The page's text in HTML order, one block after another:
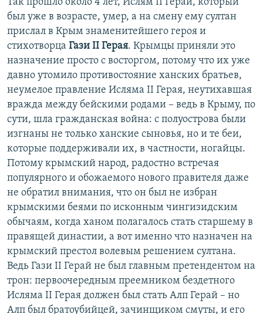
Так прошло около 4 лет, Ислям II Герай, который
был уже в возрасте, умер, а на смену ему султан
прислал в Крым знаменитейшего героя и
стихотворца Гази II Герая. Крымцы приняли это
назначение просто с восторгом, потому что их уже
давно утомило противостояние ханских братьев,
неумелое правление Исляма II Герая, неутихавшая
вражда между бейскими родами – ведь в Крыму, по
сути, шла гражданская война: с полуострова были
изгнаны не только ханские сыновья, но и те беи,
которые поддерживали их, в частности, ногайцы.
Потому крымский народ, радостно встречая
популярного и обожаемого нового правителя даже
не обратил внимания, что он был не избран
крымскими беями по исконным чингизидским
обычаям, когда ханом полагалось стать старшему в
правящей династии, а вот именно что назначен на
крымский престол волевым решением султана.
Ведь Гази II Герай не был главным претендентом на
трон: первоочередным преемником бездетного
Исляма II Герая должен был стать Алп Герай – но
Алп был братоубийцей, зачинщиком смуты, и его